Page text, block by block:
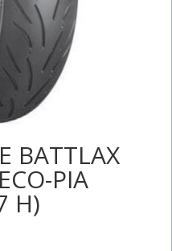
BATTLAX
PIA
H)